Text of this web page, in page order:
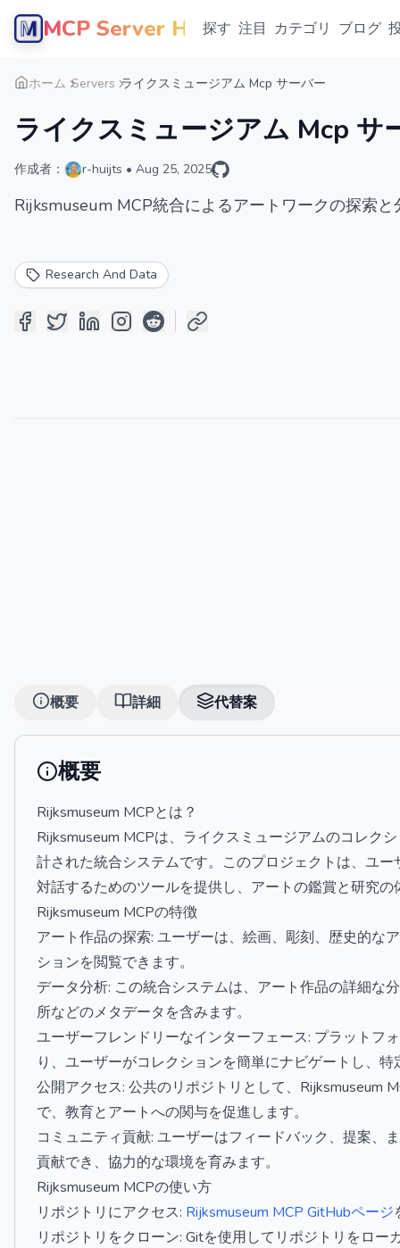
MCP Server Hub探す 注目 カテゴリ ブログ
ホーム Servers ライクスミュージアム Mcp サーバー
ライクスミュージアム Mcp サ
作成者： r-huijts • Aug 25, 2025
Rijksmuseum MCP統合によるアートワークの探索と
Research And Data
概要 詳細 代替案
概要
Rijksmuseum MCPとは？
Rijksmuseum MCPは、ライクスミュージアムのコレク
計された統合システムです。このプロジェクトは、ユ
対話するためのツールを提供し、アートの鑑賞と研究
Rijksmuseum MCPの特徴
アート作品の探索: ユーザーは、絵画、彫刻、歴史的な
ションを閲覧できます。
データ分析: この統合システムは、アート作品の詳細な
所などのメタデータを含みます。
ユーザーフレンドリーなインターフェース: プラットフ
り、ユーザーがコレクションを簡単にナビゲートし、
公開アクセス: 公共のリポジトリとして、Rijksmuseum
で、教育とアートへの関与を促進します。
コミュニティ貢献: ユーザーはフィードバック、提案、
貢献でき、協力的な環境を育みます。
Rijksmuseum MCPの使い方
リポジトリにアクセス: Rijksmuseum MCP GitHubページ
リポジトリをクローン: Gitを使用してリポジトリをロ